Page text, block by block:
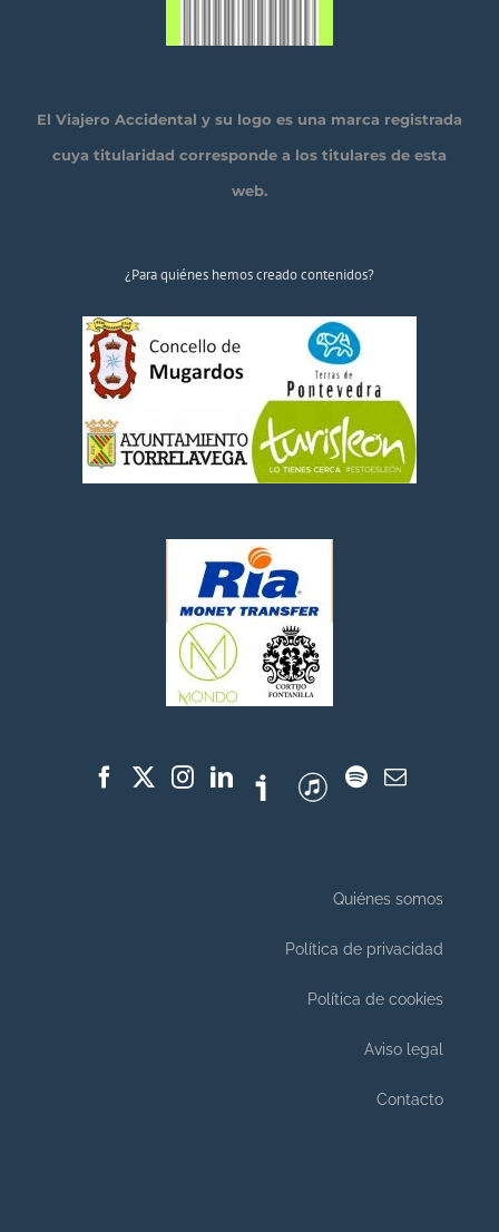
El Viajero Accidental y su logo es una marca registrada
cuya titularidad corresponde a los titulares de esta
web.
¿Para quiénes hemos creado contenidos?
Quiénes somos
Política de privacidad
Política de cookies
Aviso legal
Contacto